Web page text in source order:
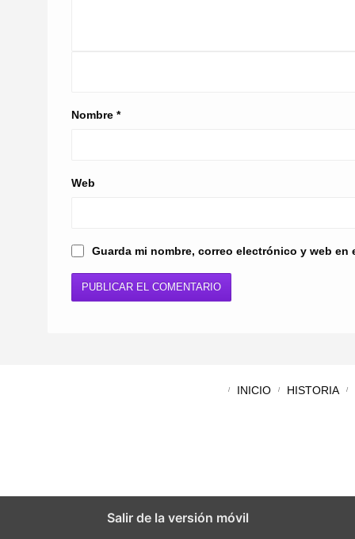
Nombre *
Web
Guarda mi nombre, correo electrónico y web
INICIO HISTORIA
Salir de la versión móvil